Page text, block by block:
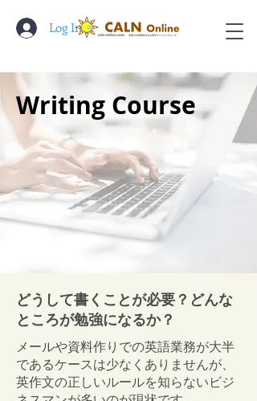
Log In
​Writing Course
どうして書くことが必要？どんな
ところが勉強になるか？
メールや資料作りでの英語業務が大半
であるケースは少なくありませんが、
英作文の正しいルールを知らないビジ